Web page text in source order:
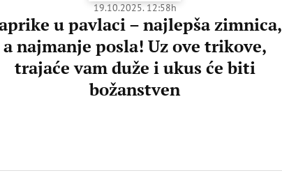
19.10.2025. 12:58h
u pavlaci – najlepša zimnica,
a najmanje posla! Uz ove trikove,
trajaće vam duže i ukus će biti
božanstven